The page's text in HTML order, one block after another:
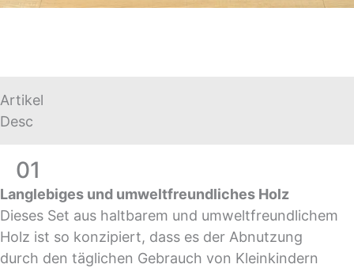
Artikel
Desc
01
Langlebiges und umweltfreundliches Holz
Dieses Set aus haltbarem und umweltfreundlichem
Holz ist so konzipiert, dass es der Abnutzung
durch den täglichen Gebrauch von Kleinkindern